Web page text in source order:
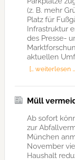
(z. B. mehr
Platz für
Infrastruktur
des Presse-
aktuellen
[… weiterlesen
Müll
Ab sofort
zur
München
November
Haushalt